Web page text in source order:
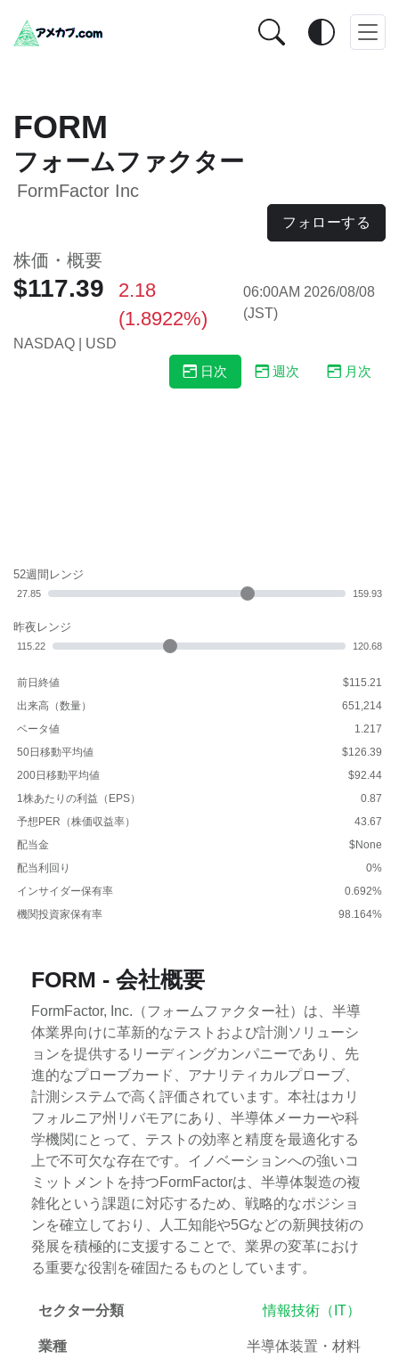
FORM
フォームファクター
FormFactor Inc
フォローする
株価・概要
$117.39
2.18
(1.8922%)
06:00AM 2026/08/08
(JST)
NASDAQ | USD
日次
週次 月次
52週間レンジ
27.85 159.93
昨夜レンジ
115.22 120.68
前日終値
$115.21
出来高（数量）
651,214
ベータ値
1.217
50日移動平均値
$126.39
200日移動平均値
$92.44
1株あたりの利益（EPS）
0.87
予想PER（株価収益率）
43.67
配当金
$None
配当利回り
0%
インサイダー保有率
0.692%
機関投資家保有率
98.164%
FORM - 会社概要
FormFactor, Inc.（フォームファクター社）は、半導
体業界向けに革新的なテストおよび計測ソリューシ
ョンを提供するリーディングカンパニーであり、先
進的なプローブカード、アナリティカルプローブ、
計測システムで高く評価されています。本社はカリ
フォルニア州リバモアにあり、半導体メーカーや科
学機関にとって、テストの効率と精度を最適化する
上で不可欠な存在です。イノベーションへの強いコ
ミットメントを持つFormFactorは、半導体製造の複
雑化という課題に対応するため、戦略的なポジショ
ンを確立しており、人工知能や5Gなどの新興技術の
発展を積極的に支援することで、業界の変革におけ
る重要な役割を確固たるものとしています。
セクター分類 情報技術（IT）
業種 半導体装置・材料